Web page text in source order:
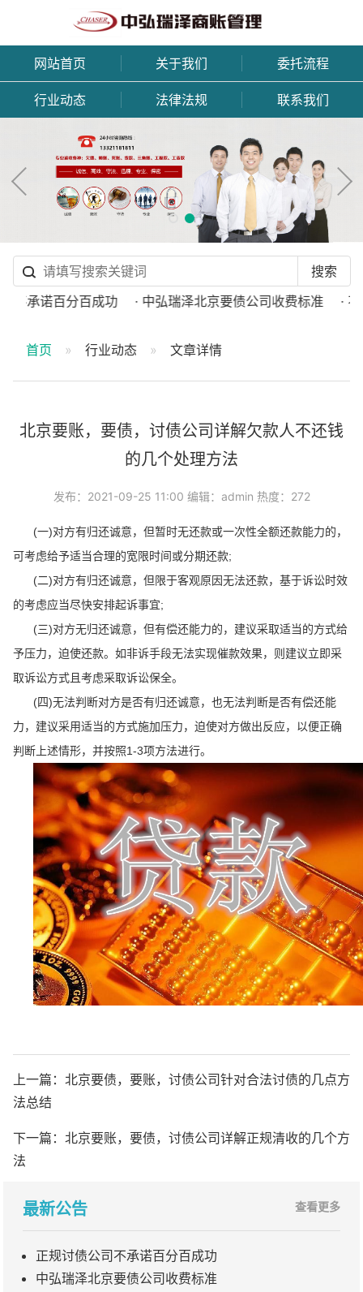
网站首页 关于我们 委托流程
行业动态 法律法规 联系我们
承诺百分百成功 · 中弘瑞泽北京要债公司收费标准 · 不
首页 行业动态 文章详情
北京要账，要债，讨债公司详解欠款人不还钱
的几个处理方法
发布：2021-09-25 11:00 编辑：admin 热度：272
(一)对方有归还诚意，但暂时无还款或一次性全额还款能力的，
可考虑给予适当合理的宽限时间或分期还款;
(二)对方有归还诚意，但限于客观原因无法还款，基于诉讼时效
的考虑应当尽快安排起诉事宜;
(三)对方无归还诚意，但有偿还能力的，建议采取适当的方式给
予压力，迫使还款。如非诉手段无法实现催款效果，则建议立即采
取诉讼方式且考虑采取诉讼保全。
(四)无法判断对方是否有归还诚意，也无法判断是否有偿还能
力，建议采用适当的方式施加压力，迫使对方做出反应，以便正确
判断上述情形，并按照1-3项方法进行。
上一篇： 北京要债，要账，讨债公司针对合法讨债的几点方
法总结
下一篇： 北京要账，要债，讨债公司详解正规清收的几个方
法
最新公告 查看更多
正规讨债公司不承诺百分百成功
中弘瑞泽北京要债公司收费标准